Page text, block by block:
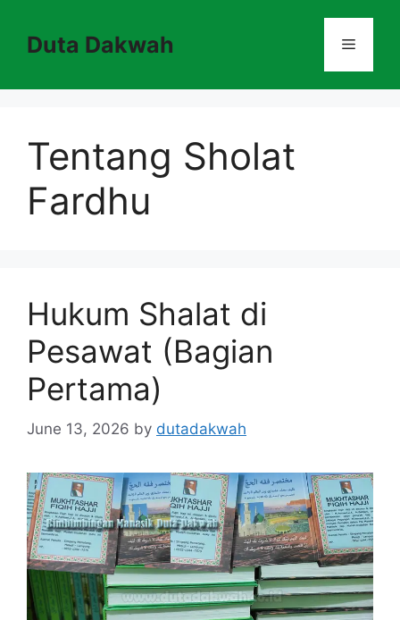
contentDuta Dakwah Menu
Tentang Sholat
Fardhu
Hukum Shalat di
Pesawat (Bagian
Pertama)
June 13, 2026 by dutadakwah